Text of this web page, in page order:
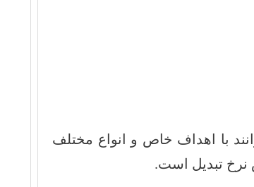
با اهداف خاص و انواع مختلف
نرخ تبدیل است.